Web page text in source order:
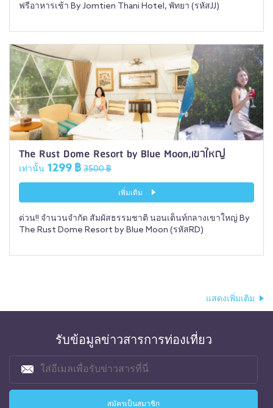
ฟรีอาหารเช้า By Jomtien Thani Hotel, พัทยา (รหัสJJ)
The Rust Dome Resort by Blue Moon,เขาใหญ่
เท่านั้น 1299 ฿ 3500 ฿
เพิ่มเติม
ด่วน!! จำนวนจำกัด สัมผัสธรรมชาติ นอนเต็นท์กลางเขาใหญ่ By
The Rust Dome Resort by Blue Moon (รหัสRD)
แสดงเพิ่มเติม
รับข้อมูลข่าวสารการท่องเที่ยว